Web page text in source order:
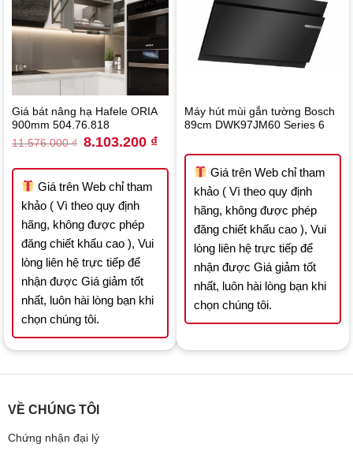
Giá bát nâng hạ Hafele ORIA
900mm 504.76.818
11.576.000₫ Original
price
11.576.000 ₫.
8.103.200 ₫Current
8.103.200 ₫.
Giá trên Web chỉ tham
khảo ( Vì theo quy định
hãng, không được phép
đăng chiết khấu cao ), Vui
lòng liên hệ trực tiếp để
nhận được Giá giảm tốt
nhất, luôn hài lòng bạn khi
chọn chúng tôi.
Máy hút mùi gắn tường Bosch
89cm DWK97JM60 Series 6
Giá trên Web chỉ tham
khảo ( Vì theo quy định
hãng, không được phép
đăng chiết khấu cao ), Vui
lòng liên hệ trực tiếp để
nhận được Giá giảm tốt
nhất, luôn hài lòng bạn khi
chọn chúng tôi.
VỀ CHÚNG TÔI
Chứng nhận đại lý